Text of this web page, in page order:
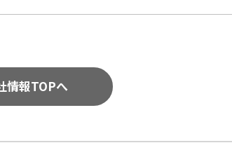
情報TOPへ